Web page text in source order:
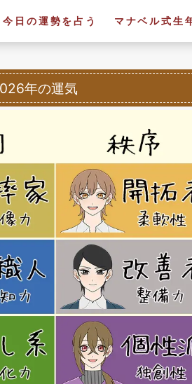
今日の運勢を占う マナベル式生
年の運気